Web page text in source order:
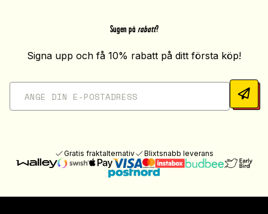
Sugen på rabatt?
Signa upp och få 10% rabatt på ditt första köp!
Gratis fraktalternativ Blixtsnabb leverans